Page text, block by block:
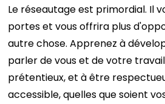
Le réseautage est primordial. Il
portes et vous offrira plus
autre chose. Apprenez à
parler de vous et de votre
prétentieux, et à être
accessible, quelles que soient